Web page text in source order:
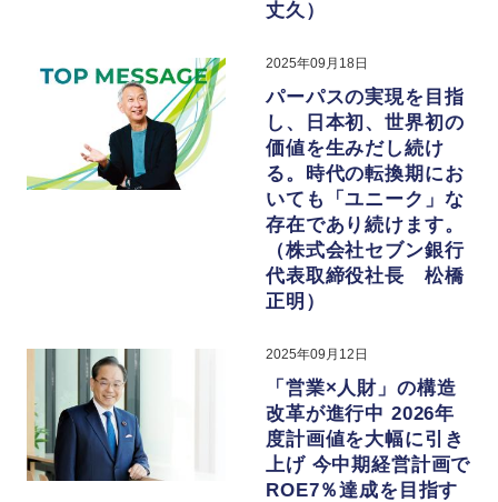
丈久）
2025年09月18日
パーパスの実現を目指
し、日本初、世界初の
価値を生みだし続け
る。時代の転換期にお
いても「ユニーク」な
存在であり続けます。
（株式会社セブン銀行
代表取締役社長 松橋
正明）
2025年09月12日
「営業×人財」の構造
改革が進行中 2026年
度計画値を大幅に引き
上げ 今中期経営計画で
ROE7％達成を目指す